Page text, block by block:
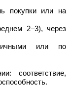
покупки или на
2–3), через
или по
соответствие,